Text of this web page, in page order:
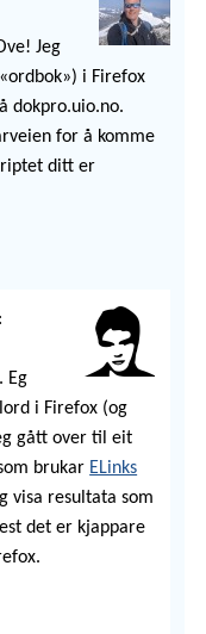
Jeg
i Firefox
dokpro.uio.no.
for å komme
ditt er
Eg
i Firefox (og
gått over til eit
brukar ELinks
visa resultata som
det er kjappare